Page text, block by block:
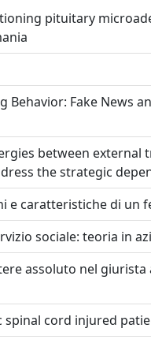
pituitary
Fake News
between external
the strategic
e caratteristiche di un
sociale: teoria in
assoluto nel
cord injured